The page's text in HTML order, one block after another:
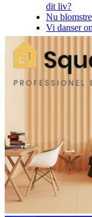
dit liv?
Nu
Vi danser